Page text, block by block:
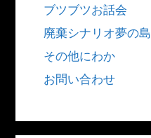
ブツブツお話会
廃棄シナリオ夢の島
その他にわか
お問い合わせ